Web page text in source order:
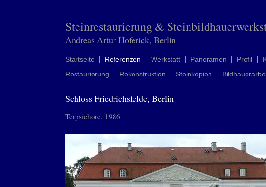
Steinrestaurierung &
Andreas Artur Hoferick, Berlin
Startseite Referenzen Werkstatt Panoramen Profil
Restaurierung
Rekonstruktion Steinkopien
Schloss Friedrichsfelde, Berlin
Terpsichore, 1986